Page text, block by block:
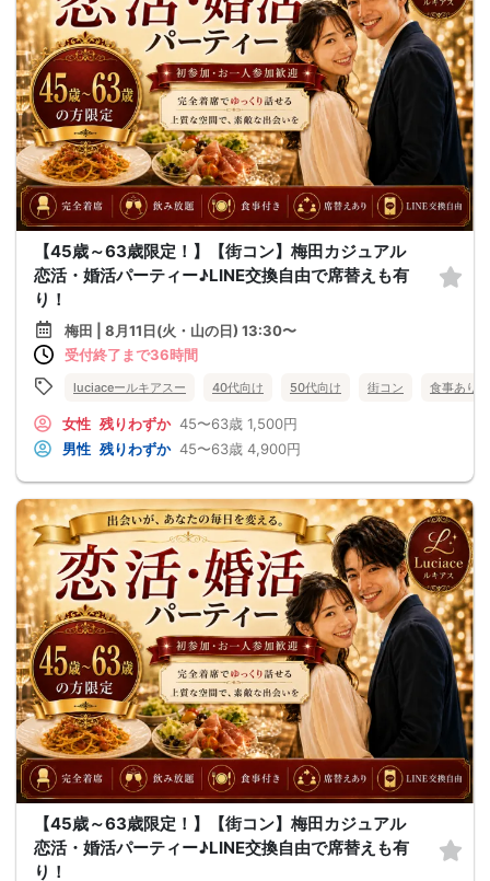
【45歳～63歳限定！】【街コン】梅田カジュアル
恋活・婚活パーティー♪LINE交換自由で席替えも有
り！
梅田 | 8月11日(火・山の日) 13:30〜
受付終了まで36時間
luciaceールキアスー 40代向け 50代向け 街コン 食事あり
女性 残りわずか 45〜63歳 1,500円
男性 残りわずか 45〜63歳 4,900円
【45歳～63歳限定！】【街コン】梅田カジュアル
恋活・婚活パーティー♪LINE交換自由で席替えも有
り！